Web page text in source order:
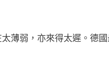
薄弱，亦來得太遲。德